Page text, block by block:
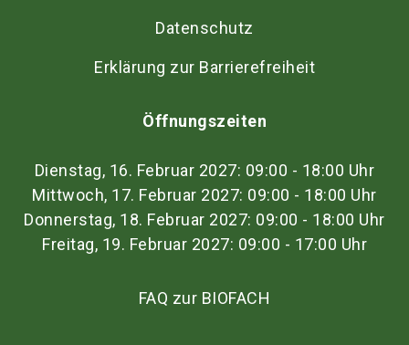
Datenschutz
Erklärung zur Barrierefreiheit
Öffnungszeiten
Dienstag, 16. Februar 2027: 09:00 - 18:00 Uhr
Mittwoch, 17. Februar 2027: 09:00 - 18:00 Uhr
Donnerstag, 18. Februar 2027: 09:00 - 18:00 Uhr
Freitag, 19. Februar 2027: 09:00 - 17:00 Uhr
FAQ zur BIOFACH